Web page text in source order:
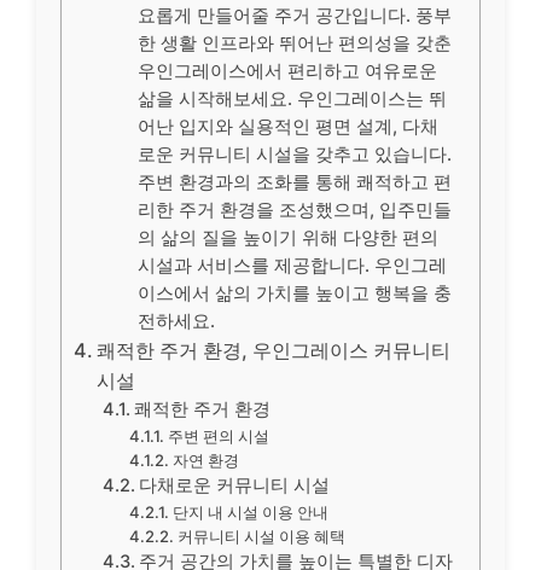
요롭게 만들어줄 주거 공간입니다. 풍부
한 생활 인프라와 뛰어난 편의성을 갖춘
우인그레이스에서 편리하고 여유로운
삶을 시작해보세요. 우인그레이스는 뛰
어난 입지와 실용적인 평면 설계, 다채
로운 커뮤니티 시설을 갖추고 있습니다.
주변 환경과의 조화를 통해 쾌적하고 편
리한 주거 환경을 조성했으며, 입주민들
의 삶의 질을 높이기 위해 다양한 편의
시설과 서비스를 제공합니다. 우인그레
이스에서 삶의 가치를 높이고 행복을 충
전하세요.
쾌적한 주거 환경, 우인그레이스 커뮤니티
시설
쾌적한 주거 환경
주변 편의 시설
자연 환경
다채로운 커뮤니티 시설
단지 내 시설 이용 안내
커뮤니티 시설 이용 혜택
주거 공간의 가치를 높이는 특별한 디자